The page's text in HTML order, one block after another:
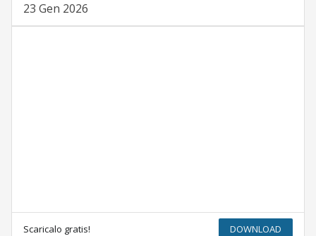
23 Gen 2026
Scaricalo gratis! DOWNLOAD